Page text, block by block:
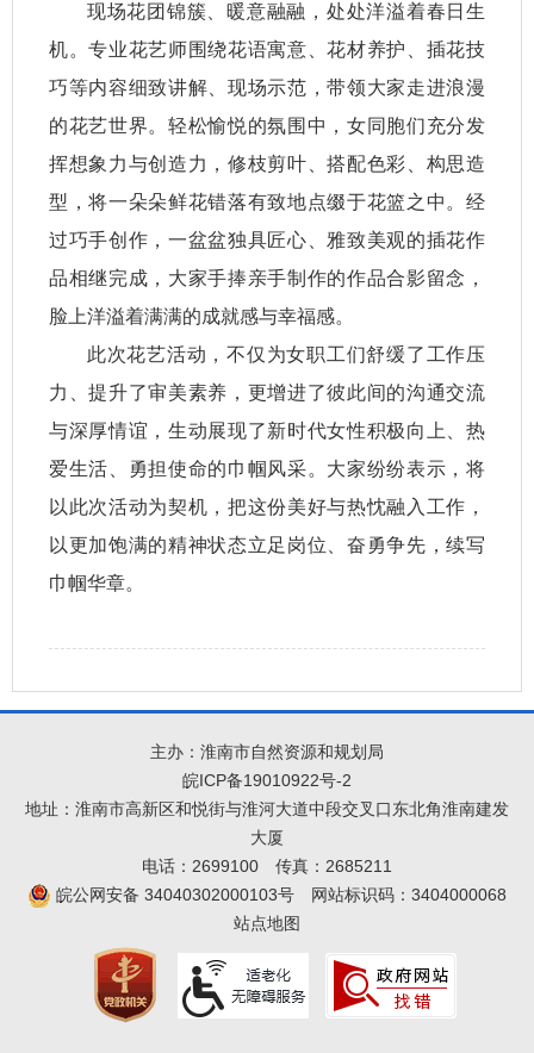
现场花团锦簇、暖意融融，处处洋溢着春日生
机。专业花艺师围绕花语寓意、花材养护、插花技
巧等内容细致讲解、现场示范，带领大家走进浪漫
的花艺世界。轻松愉悦的氛围中，女同胞们充分发
挥想象力与创造力，修枝剪叶、搭配色彩、构思造
型，将一朵朵鲜花错落有致地点缀于花篮之中。经
过巧手创作，一盆盆独具匠心、雅致美观的插花作
品相继完成，大家手捧亲手制作的作品合影留念，
脸上洋溢着满满的成就感与幸福感。
此次花艺活动，不仅为女职工们舒缓了工作压
力、提升了审美素养，更增进了彼此间的沟通交流
与深厚情谊，生动展现了新时代女性积极向上、热
爱生活、勇担使命的巾帼风采。大家纷纷表示，将
以此次活动为契机，把这份美好与热忱融入工作，
以更加饱满的精神状态立足岗位、奋勇争先，续写
巾帼华章。
主办：淮南市自然资源和规划局
皖ICP备19010922号-2
地址：淮南市高新区和悦街与淮河大道中段交叉口东北角淮南建发
大厦
电话：2699100
传真：2685211
皖公网安备 34040302000103号
网站标识码：3404000068
站点地图